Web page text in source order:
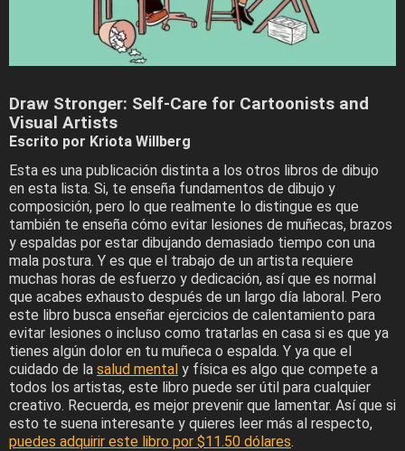
Draw Stronger: Self-Care for Cartoonists and
Visual Artists
Escrito por Kriota Willberg
Esta es una publicación distinta a los otros libros de dibujo
en esta lista. Si, te enseña fundamentos de dibujo y
composición, pero lo que realmente lo distingue es que
también te enseña cómo evitar lesiones de muñecas, brazos
y espaldas por estar dibujando demasiado tiempo con una
mala postura. Y es que el trabajo de un artista requiere
muchas horas de esfuerzo y dedicación, así que es normal
que acabes exhausto después de un largo día laboral. Pero
este libro busca enseñar ejercicios de calentamiento para
evitar lesiones o incluso como tratarlas en casa si es que ya
tienes algún dolor en tu muñeca o espalda. Y ya que el
cuidado de la salud mental y física es algo que compete a
todos los artistas, este libro puede ser útil para cualquier
creativo. Recuerda, es mejor prevenir que lamentar. Así que si
esto te suena interesante y quieres leer más al respecto,
puedes adquirir este libro por $11.50 dólares.